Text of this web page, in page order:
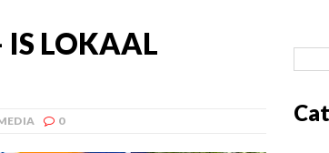
IS LOKAAL
0